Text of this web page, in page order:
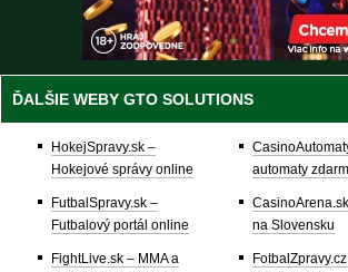
ĎALŠIE WEBY GTO SOLUTIONS
HokejSpravy.sk –
Hokejové správy online
FutbalSpravy.sk –
Futbalový portál online
FightLive.sk – MMA a
automaty
na Slovensku